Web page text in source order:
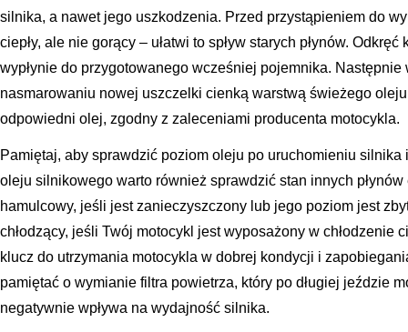
silnika, a nawet jego uszkodzenia. Przed przystąpieniem do
ciepły, ale nie gorący – ułatwi to spływ starych płynów.
wypłynie do przygotowanego wcześniej pojemnika.
nasmarowaniu nowej uszczelki cienką warstwą świeżego
odpowiedni olej, zgodny z zaleceniami producenta motocykla.
Pamiętaj, aby sprawdzić poziom oleju po uruchomieniu
oleju silnikowego warto również sprawdzić stan innych
hamulcowy, jeśli jest zanieczyszczony lub jego poziom jest
chłodzący, jeśli Twój motocykl jest wyposażony w chłodzenie
klucz do utrzymania motocykla w dobrej kondycji i
pamiętać o wymianie filtra powietrza, który po długiej jeździe
negatywnie wpływa na wydajność silnika.